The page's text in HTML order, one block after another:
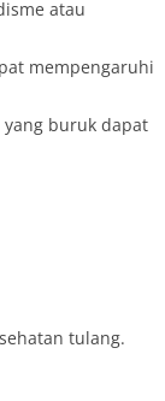
atau
mempengaruhi
yang buruk dapat
tulang.